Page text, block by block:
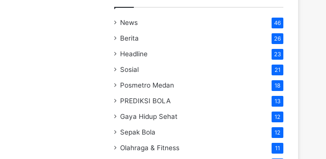
News 46
Berita 26
Headline 23
Sosial 21
Posmetro Medan 18
PREDIKSI BOLA 13
Gaya Hidup Sehat 12
Sepak Bola 12
Olahraga & Fitness 11